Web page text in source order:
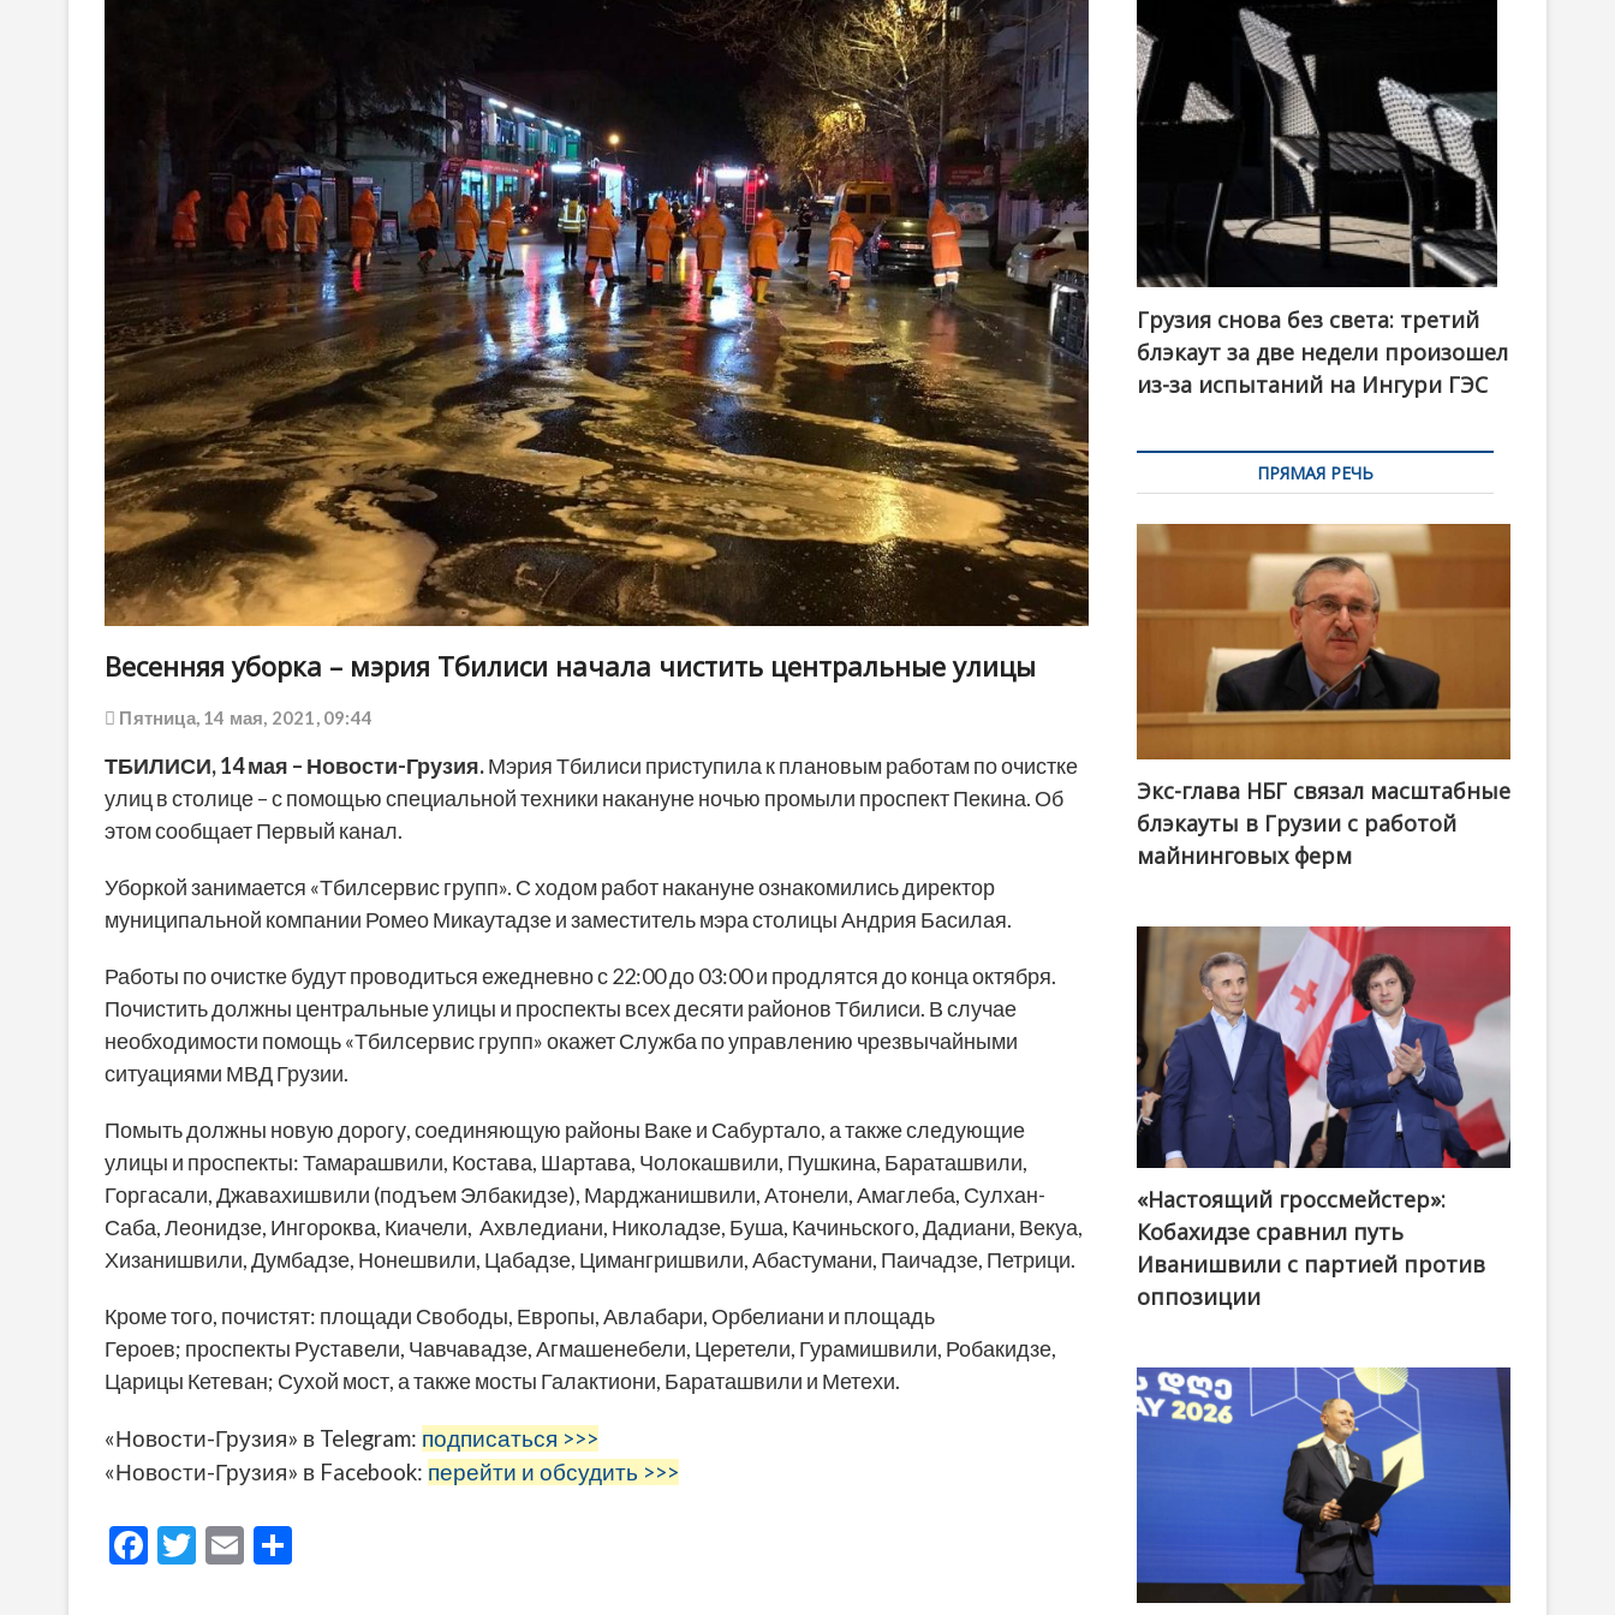
Весенняя уборка – мэрия Тбилиси начала чистить центральные улицы
Пятница, 14 мая, 2021, 09:44
ТБИЛИСИ, 14 мая – Новости-Грузия.Мэрия Тбилиси приступила к плановым работам по очистке
улиц в столице – с помощью специальной техники накануне ночью промыли проспект Пекина. Об
этом сообщает Первый канал.
Уборкой занимается «Тбилсервис групп». С ходом работ накануне ознакомились директор
муниципальной компании Ромео Микаутадзе и заместитель мэра столицы Андрия Басилая.
Работы по очистке будут проводиться ежедневно с 22:00 до 03:00 и продлятся до конца октября.
Почистить должны центральные улицы и проспекты всех десяти районов Тбилиси. В случае
необходимости помощь «Тбилсервис групп» окажет Служба по управлению чрезвычайными
ситуациями МВД Грузии.
Помыть должны новую дорогу, соединяющую районы Ваке и Сабуртало, а также следующие
улицы и проспекты: Тамарашвили, Костава, Шартава, Чолокашвили, Пушкина, Бараташвили,
Горгасали, Джавахишвили (подъем Элбакидзе), Марджанишвили, Атонели, Амаглеба, Сулхан-
Саба, Леонидзе, Ингороква, Киачели, Ахвледиани, Николадзе, Буша, Качиньского, Дадиани, Векуа,
Хизанишвили, Думбадзе, Нонешвили, Цабадзе, Цимангришвили, Абастумани, Паичадзе, Петрици.
Кроме того, почистят: площади Свободы, Европы, Авлабари, Орбелиани и площадь
Героев; проспекты Руставели, Чавчавадзе, Агмашенебели, Церетели, Гурамишвили, Робакидзе,
Царицы Кетеван; Сухой мост, а также мосты Галактиони, Бараташвили и Метехи.
«Новости-Грузия» в Telegram: подписаться >>>
«Новости-Грузия» в Facebook: перейти и обсудить >>>
F
T
E
Грузия снова без света: третий
блэкаут за две недели произошел
из-за испытаний на Ингури ГЭС
ПРЯМАЯ РЕЧЬ
Экс-глава НБГ связал масштабные
блэкауты в Грузии с работой
майнинговых ферм
@ქართული ოცნება / Georgian Dream
«Настоящий гроссмейстер»:
Кобахидзе сравнил путь
Иванишвили с партией против
оппозиции